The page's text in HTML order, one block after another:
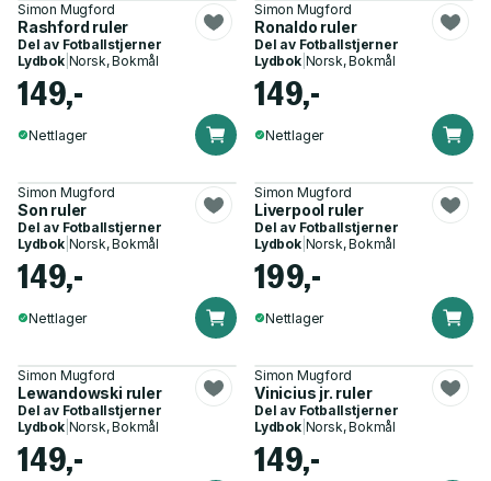
Simon Mugford
Rashford ruler
Del av Fotballstjerner
Lydbok| Norsk, Bokmål
149,-
Nettlager
Simon Mugford
Ronaldo ruler
Del av Fotballstjerner
Lydbok| Norsk, Bokmål
149,-
Nettlager
Simon Mugford
Son ruler
Del av Fotballstjerner
Lydbok| Norsk, Bokmål
149,-
Nettlager
Simon Mugford
Liverpool ruler
Del av Fotballstjerner
Lydbok| Norsk, Bokmål
199,-
Nettlager
Simon Mugford
Lewandowski ruler
Del av Fotballstjerner
Lydbok| Norsk, Bokmål
149,-
Simon Mugford
Vinicius jr. ruler
Del av Fotballstjerner
Lydbok| Norsk, Bokmål
149,-